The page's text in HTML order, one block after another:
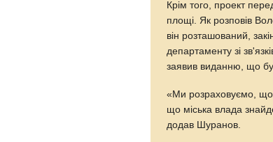
Крім того, проект
площі. Як розповів
він розташований,
департаменту зі
заявив виданню, що
«Ми розраховуємо, що
що міська влада
додав Шуранов.